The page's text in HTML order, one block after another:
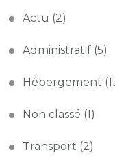
Actu (2)
Administratif (5)
Hébergement
Non classé (1)
Transport (2)